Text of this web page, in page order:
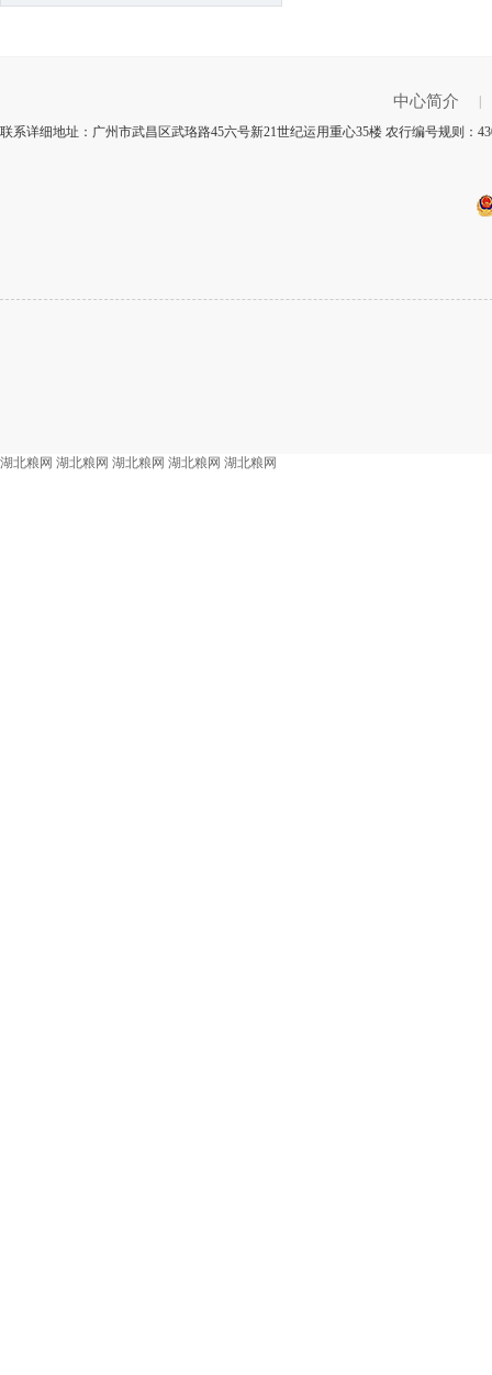
中心简介
联系详细地址：广州市武昌区武珞路45六号新21世纪运用重心35楼 农行编号规则：
湖北粮网 湖北粮网 湖北粮网 湖北粮网 湖北粮网